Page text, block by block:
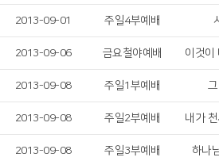
2013-09-01 주일4부예배
2013-09-06 금요철야예배
2013-09-08 주일1부예배
2013-09-08 주일2부예배
2013-09-08 주일3부예배 하나